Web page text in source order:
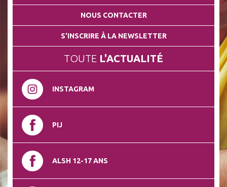
NOUS CONTACTER
S'INSCRIRE À LA NEWSLETTER
TOUTE L'ACTUALITÉ
INSTAGRAM
PIJ
ALSH 12-17 ANS